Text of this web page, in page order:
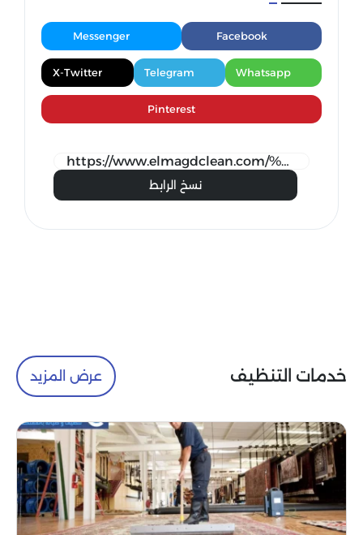
Facebook
Messenger
Whatsapp
Telegram
X-Twitter
Pinterest
نسخ الرابط
خدمات التنظيف عرض المزيد